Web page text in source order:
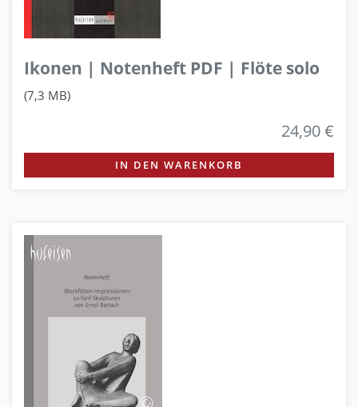
Ikonen | Notenheft PDF | Flöte solo
(7,3 MB)
24,90 €
IN DEN WARENKORB